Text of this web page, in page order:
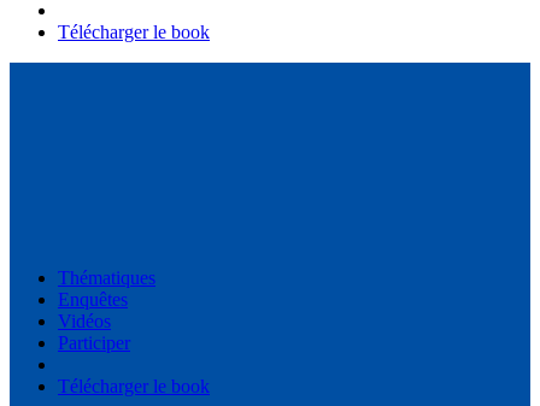
Télécharger le book
Thématiques
Enquêtes
Vidéos
Participer
Télécharger le book